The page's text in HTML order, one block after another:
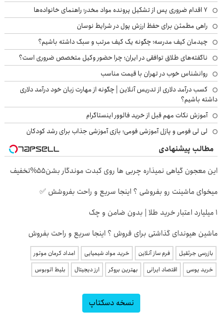
۷ اقدام ضروری پس از تشکیل پرونده مواد مخدر؛ راهنمای خانواده‌ها
راهی مطمئن برای حفظ ارزش پول در شرایط نوسان
چیدمان کیف مدرسه؛ چگونه یک کیف مرتب و سبک داشته باشیم؟
ناگفته‌های طلاق توافقی در ایران؛ چرا حضور وکیل متخصص ضروری است؟
روانشناس خوب در تهران با قیمت مناسب
کسب درآمد دلاری از تدریس آنلاین | چگونه از مهارت زبان خود درآمد دلاری
داشته باشیم؟
آموزش نکات مهم قبل از خرید فالوور اینستاگرام
لی لی فومی و پازل آموزشی فومی؛ بازی آموزشی جذاب برای رشد کودکان
مطالب پیشنهادی
این معجون گیاهی نمیذاره چربی ها روی کبدت موندگار بشن55%تخفیف
میخوای ماشینت رو بفروشی ؟ اینجا سریع و راحت بفروشش ✅
۱ میلیارد اعتبار خرید طلا | بدون ضامن و چک
ماشین هیوندای گذاشتی برای فروش ؟ اینجا سریع و راحت بفروش
بازرسی جرثقیل فرم ساز آنلاین خرید مواد شیمیایی
امداد کرمان موتور
خرید یوسی
اقتصاد ایرانی بهترین بروکر ارز دیجیتال بلیط اتوبوس
نسخه دسکتاپ